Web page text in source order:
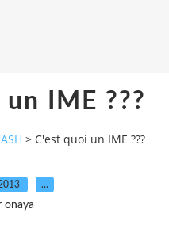
IME ???
> C'est quoi un IME ???
…
onaya